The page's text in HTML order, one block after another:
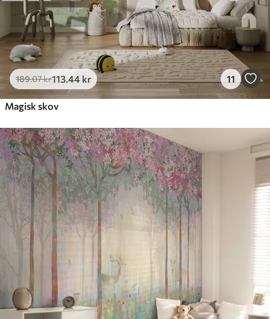
189.07kr113 .44 kr 11
Magisk skov